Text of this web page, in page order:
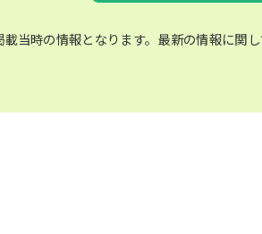
当時の情報となります。最新の情報に関